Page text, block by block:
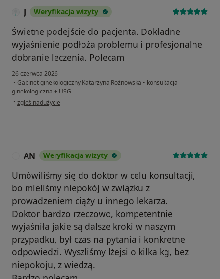
J Weryfikacja wizyty
Świetne podejście do pacjenta. Dokładne
wyjaśnienie podłoża problemu i profesjonalne
dobranie leczenia. Polecam
26 czerwca 2026
• Gabinet ginekologiczny Katarzyna Rożnowska • konsultacja
ginekologiczna + USG
• w opinii użytkownika J
zgłoś nadużycie
AN Weryfikacja wizyty
Umówiliśmy się do doktor w celu konsultacji,
bo mieliśmy niepokój w związku z
prowadzeniem ciąży u innego lekarza.
Doktor bardzo rzeczowo, kompetentnie
wyjaśniła jakie są dalsze kroki w naszym
przypadku, był czas na pytania i konkretne
odpowiedzi. Wyszliśmy lżejsi o kilka kg, bez
niepokoju, z wiedzą.